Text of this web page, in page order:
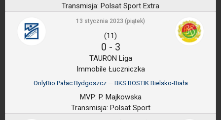
Transmisja: Polsat Sport Extra
13 stycznia 2023 (piątek)
(11)
0 - 3
TAURON Liga
Immobile Łuczniczka
OnlyBio Pałac Bydgoszcz — BKS BOSTIK Bielsko-Biała
MVP: P. Majkowska
Transmisja: Polsat Sport